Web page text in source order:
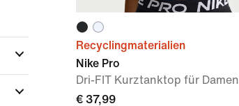
Recyclingmaterialien
Nike Pro
Dri-FIT Kurztanktop für Damen
€ 37,99